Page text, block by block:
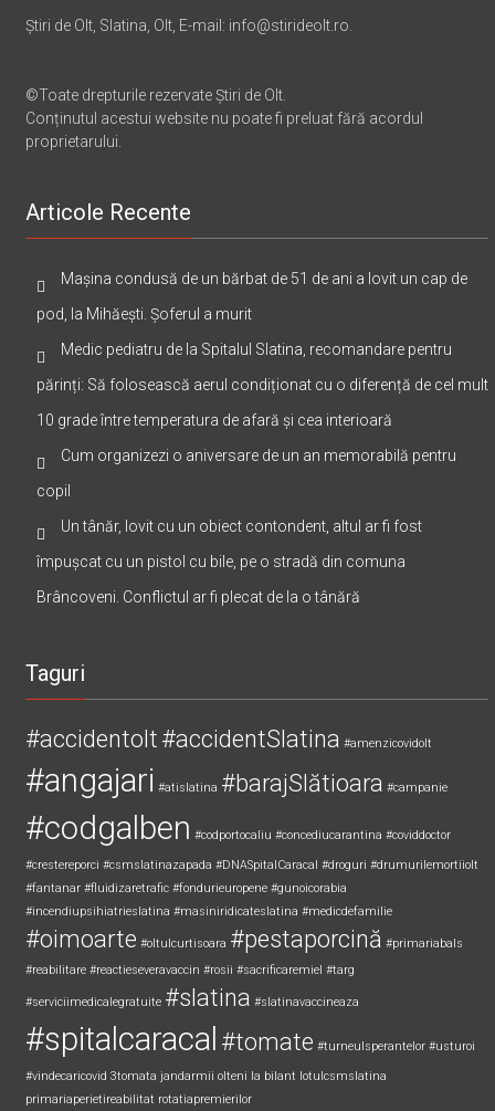
Știri de Olt, Slatina, Olt, E-mail: info@stirideolt.ro.
©Toate drepturile rezervate Știri de Olt.
Conținutul acestui website nu poate fi preluat fără acordul
proprietarului.
Articole Recente
Mașina condusă de un bărbat de 51 de ani a lovit un cap de
pod, la Mihăești. Șoferul a murit
Medic pediatru de la Spitalul Slatina, recomandare pentru
părinți: Să folosească aerul condiționat cu o diferență de cel mult
10 grade între temperatura de afară și cea interioară
Cum organizezi o aniversare de un an memorabilă pentru
copil
Un tânăr, lovit cu un obiect contondent, altul ar fi fost
împușcat cu un pistol cu bile, pe o stradă din comuna
Brâncoveni. Conflictul ar fi plecat de la o tânără
Taguri
#accidentolt #accidentSlatina #amenzicovidolt
#angajari #atislatina #barajSlătioara #campanie
#codgalben #codportocaliu #concediucarantina #coviddoctor
#crestereporci #csmslatinazapada #DNASpitalCaracal #droguri #drumurilemortiiolt
#fantanar #fluidizaretrafic #fondurieuropene #gunoicorabia
#incendiupsihiatrieslatina #masiniridicateslatina #medicdefamilie
#oimoarte #oltulcurtisoara #pestaporcină #primariabals
#reabilitare #reactieseveravaccin #rosii #sacrificaremiel #targ
#serviciimedicalegratuite #slatina #slatinavaccineaza
#spitalcaracal #tomate #turneulsperantelor #usturoi
#vindecaricovid 3tomata jandarmii olteni la bilant lotulcsmslatina
primariaperietireabilitat rotatiapremierilor